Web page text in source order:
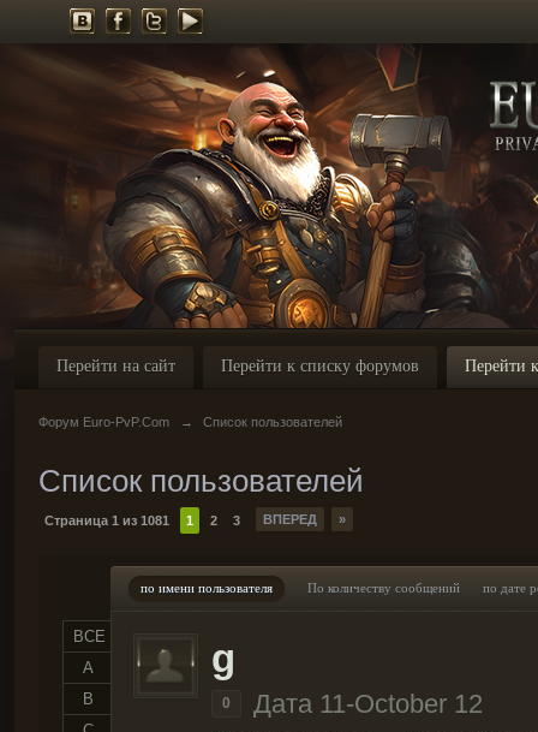
Перейти на сайт Перейти к списку форумов Перейти
Форум Euro-PvP.Com → Список пользователей
Список пользователей
Страница 1 из 1081 1 2 3 ВПЕРЕД »
ВСЕ
A
B
по имени пользователя По количеству сообщений по дате
g
0
Дата 11-October 12